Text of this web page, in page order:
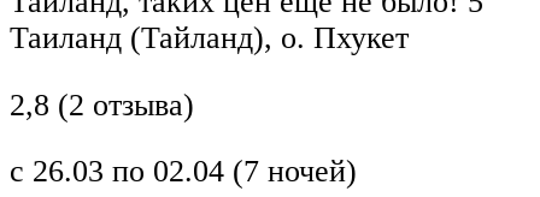
Таиланд (Тайланд), о. Пхукет
2,8 (2 отзыва)
с 26.03 по 02.04 (7 ночей)